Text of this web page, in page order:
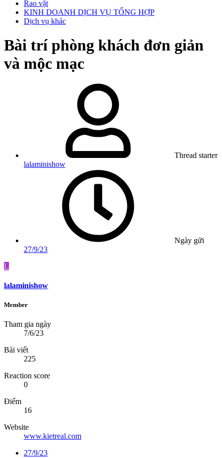
Rao vặt
KINH DOANH DỊCH VỤ TỔNG HỢP
Dịch vụ khác
Bài trí phòng khách đơn giản
và mộc mạc
Thread starter
lalaminishow
Ngày gửi
27/9/23
L
lalaminishow
Member
Tham gia ngày
7/6/23
Bài viết
225
Reaction score
0
Điểm
16
Website
www.kietreal.com
27/9/23